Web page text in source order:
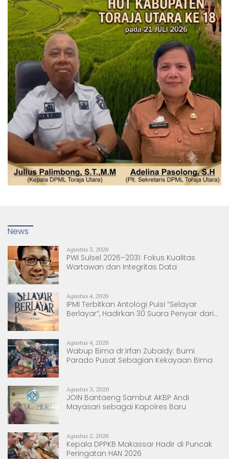
News
Agustus 5, 2026
PWI Sulsel 2026–2031: Fokus Kualitas
Wartawan dan Integritas Data
Agustus 4, 2026
IPMI Terbitkan Antologi Puisi “Selayar
Berlayar”, Hadirkan 30 Suara Penyair dari
Agustus 4, 2026
Wabup Bima dr.Irfan Zubaidy: Bumi
Parado Pusat Sebagian Kekayaan Bima
Agustus 3, 2026
JOIN Bantaeng Sambut AKBP Andi
Mayasari sebagai Kapolres Baru
Agustus 2, 2026
Kepala DPPKB Makassar Hadir di Puncak
Peringatan HAN 2026